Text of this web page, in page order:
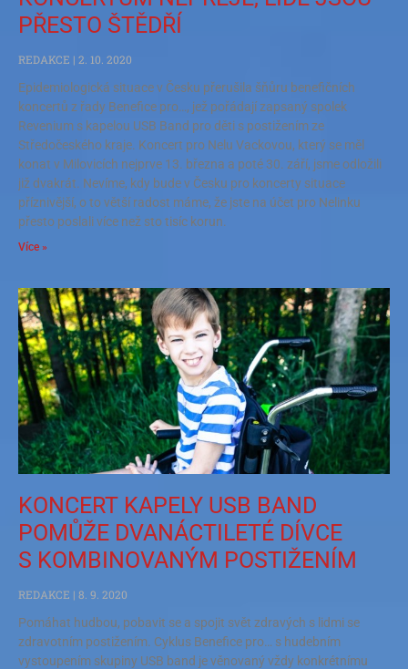
PŘESTO ŠTĚDŘÍ
REDAKCE
2. 10. 2020
Epidemiologická situace v Česku přerušila šňůru benefičních
koncertů z řady Benefice pro…, jež pořádají zapsaný spolek
Revenium s kapelou USB Band pro děti s postižením ze
Středočeského kraje. Koncert pro Nelu Vackovou, který se měl
konat v Milovicích nejprve 13. března a poté 30. září, jsme odložili
již dvakrát. Nevíme, kdy bude v Česku pro koncerty situace
příznivější, o to větší radost máme, že jste na účet pro Nelinku
přesto poslali více než sto tisíc korun.
Více »
KONCERT KAPELY USB BAND
POMŮŽE DVANÁCTILETÉ DÍVCE
S KOMBINOVANÝM POSTIŽENÍM
REDAKCE
8. 9. 2020
Pomáhat hudbou, pobavit se a spojit svět zdravých s lidmi se
zdravotním postižením. Cyklus Benefice pro… s hudebním
vystoupením skupiny USB band je věnovaný vždy konkrétnímu